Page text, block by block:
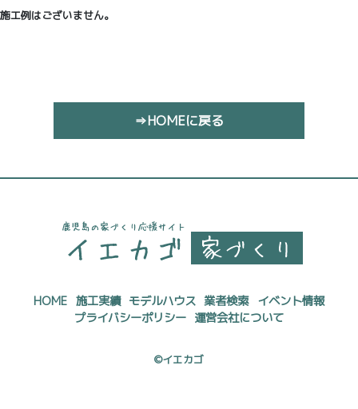
施工例はございません。
⇒HOMEに戻る
HOME 施工実績 モデルハウス 業者検索 イベント情報
プライバシーポリシー 運営会社について
©イエカゴ